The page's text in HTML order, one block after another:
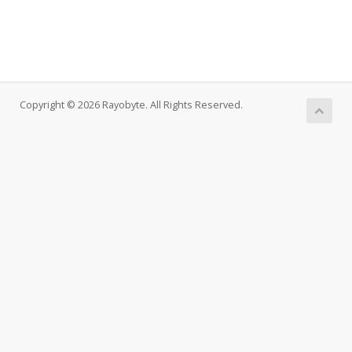
Copyright © 2026 Rayobyte. All Rights Reserved.